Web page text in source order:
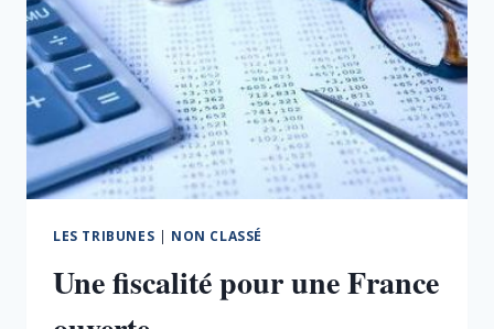
LES TRIBUNES | NON CLASSÉ
Une fiscalité pour une France